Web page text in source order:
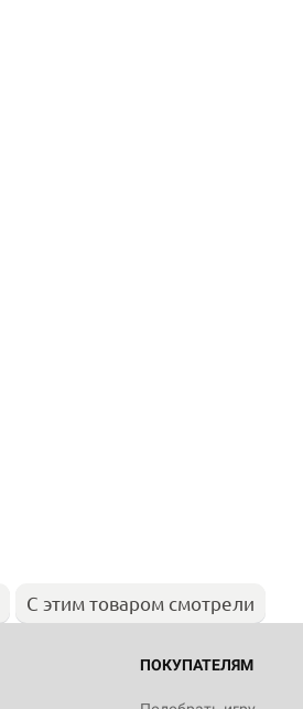
С этим товаром смотрели
ПОКУПАТЕЛЯМ